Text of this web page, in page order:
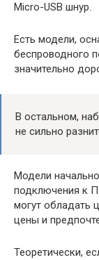
Micro-USB шнур.
Есть модели,
беспроводного
значительно
В остальном,
не сильно
Модели
подключения к
могут обладать
цены и
Теоретически,